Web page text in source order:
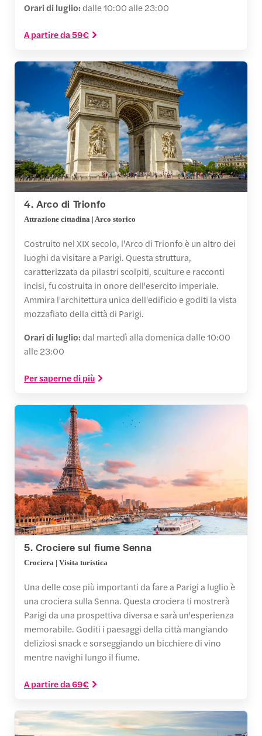
Orari di luglio:dalle 10:00 alle 23:00
A partire da 59€
4. Arco di Trionfo
Attrazione cittadina | Arco storico
Costruito nel XIX secolo, l'Arco di Trionfo è un altro dei
luoghi da visitare a Parigi. Questa struttura,
caratterizzata da pilastri scolpiti, sculture e racconti
incisi, fu costruita in onore dell'esercito imperiale.
Ammira l'architettura unica dell'edificio e goditi la vista
mozzafiato della città di Parigi.
Orari di luglio:dal martedì alla domenica dalle 10:00
alle 23:00
Per saperne di più
5. Crociere sul fiume Senna
Crociera | Visita turistica
Una delle cose più importanti da fare a Parigi a luglio è
una crociera sulla Senna. Questa crociera ti mostrerà
Parigi da una prospettiva diversa e sarà un'esperienza
memorabile. Goditi i paesaggi della città mangiando
deliziosi snack e sorseggiando un bicchiere di vino
mentre navighi lungo il fiume.
A partire da 69€